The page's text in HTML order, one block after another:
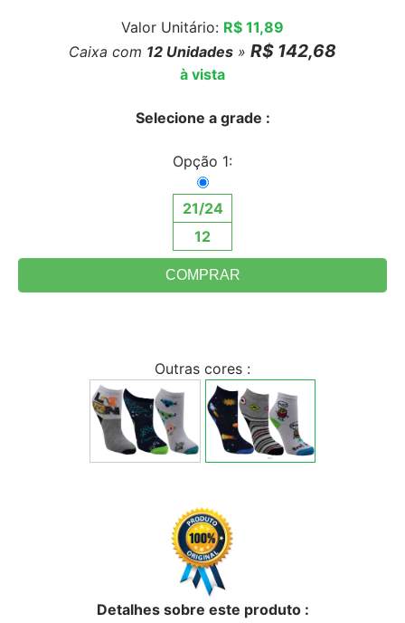
Valor Unitário: R$ 11,89
Caixa com 12 Unidades » R$ 142,68
à vista
Selecione a grade :
Opção 1:
21/24
12
Outras cores :
Detalhes sobre este produto :